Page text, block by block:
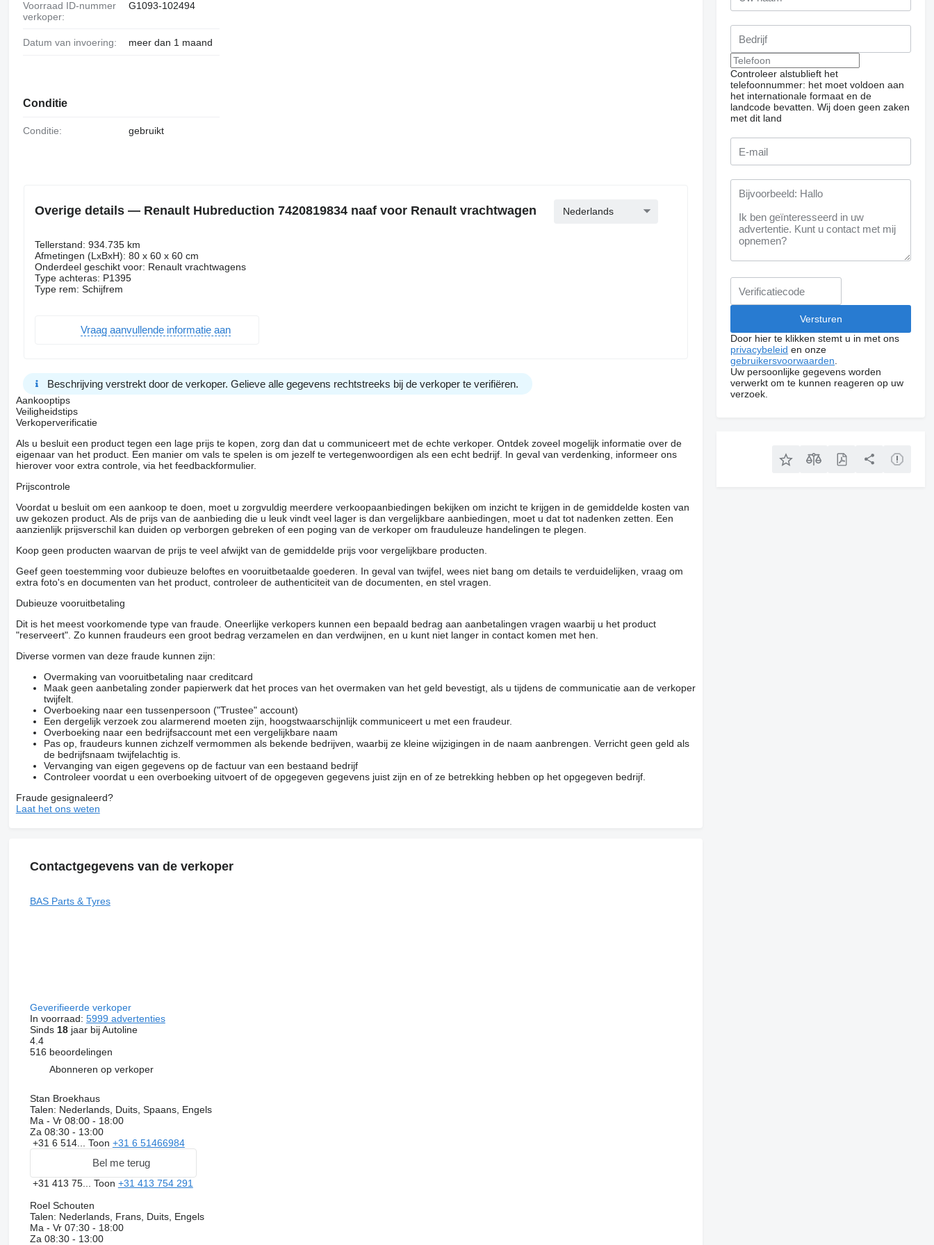
Voorraad ID-nummer
verkoper:
G1093-102494
Datum van invoering: meer dan 1 maand
Conditie
Conditie: gebruikt
Overige details — Renault Hubreduction 7420819834 naaf voor Renault vrachtwagen Nederlands
Tellerstand: 934.735 km
Afmetingen (LxBxH): 80 x 60 x 60 cm
Onderdeel geschikt voor: Renault vrachtwagens
Type achteras: P1395
Type rem: Schijfrem
Vraag aanvullende informatie aan
Beschrijving verstrekt door de verkoper. Gelieve alle gegevens rechtstreeks bij de verkoper te verifiëren.
Aankooptips
Veiligheidstips
Verkoperverificatie
Als u besluit een product tegen een lage prijs te kopen, zorg dan dat u communiceert met de echte verkoper. Ontdek zoveel mogelijk informatie over de
eigenaar van het product. Een manier om vals te spelen is om jezelf te vertegenwoordigen als een echt bedrijf. In geval van verdenking, informeer ons
hierover voor extra controle, via het feedbackformulier.
Prijscontrole
Voordat u besluit om een ​​aankoop te doen, moet u zorgvuldig meerdere verkoopaanbiedingen bekijken om inzicht te krijgen in de gemiddelde kosten van
uw gekozen product. Als de prijs van de aanbieding die u leuk vindt veel lager is dan vergelijkbare aanbiedingen, moet u dat tot nadenken zetten. Een
aanzienlijk prijsverschil kan duiden op verborgen gebreken of een poging van de verkoper om frauduleuze handelingen te plegen.
Koop geen producten waarvan de prijs te veel afwijkt van de gemiddelde prijs voor vergelijkbare producten.
Geef geen toestemming voor dubieuze beloftes en vooruitbetaalde goederen. In geval van twijfel, wees niet bang om details te verduidelijken, vraag om
extra foto's en documenten van het product, controleer de authenticiteit van de documenten, en stel vragen.
Dubieuze vooruitbetaling
Dit is het meest voorkomende type van fraude. Oneerlijke verkopers kunnen een bepaald bedrag aan aanbetalingen vragen waarbij u het product
"reserveert". Zo kunnen fraudeurs een groot bedrag verzamelen en dan verdwijnen, en u kunt niet langer in contact komen met hen.
Diverse vormen van deze fraude kunnen zijn:
Overmaking van vooruitbetaling naar creditcard
Maak geen aanbetaling zonder papierwerk dat het proces van het overmaken van het geld bevestigt, als u tijdens de communicatie aan de verkoper
twijfelt.
Overboeking naar een tussenpersoon ("Trustee" account)
Een dergelijk verzoek zou alarmerend moeten zijn, hoogstwaarschijnlijk communiceert u met een fraudeur.
Overboeking naar een bedrijfsaccount met een vergelijkbare naam
Pas op, fraudeurs kunnen zichzelf vermommen als bekende bedrijven, waarbij ze kleine wijzigingen in de naam aanbrengen. Verricht geen geld als
de bedrijfsnaam twijfelachtig is.
Vervanging van eigen gegevens op de factuur van een bestaand bedrijf
Controleer voordat u een overboeking uitvoert of de opgegeven gegevens juist zijn en of ze betrekking hebben op het opgegeven bedrijf.
Fraude gesignaleerd?
Laat het ons weten
Contactgegevens van de verkoper
BAS Parts & Tyres
Geverifieerde verkoper
In voorraad: 5999 advertenties
Sinds 18jaar bij Autoline
4.4
516 beoordelingen
Abonneren op verkoper
Stan Broekhaus
Talen: Nederlands, Duits, Spaans, Engels
Ma - Vr 08:00 - 18:00
Za 08:30 - 13:00
+31 6 514... Toon +31 6 51466984
Bel me terug
+31 413 75... Toon +31 413 754 291
Roel Schouten
Talen: Nederlands, Frans, Duits, Engels
Ma - Vr 07:30 - 18:00
Za 08:30 - 13:00
Controleer alstublieft het
telefoonnummer: het moet voldoen aan
het internationale formaat en de
landcode bevatten. Wij doen geen zaken
met dit land
Door hier te klikken stemt u in met ons
privacybeleid en onze
gebruikersvoorwaarden
Uw persoonlijke gegevens worden
verwerkt om te kunnen reageren op uw
verzoek.